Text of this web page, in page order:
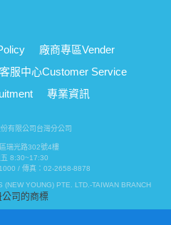
廠商專區Vender
客服中心Customer Service
專業資訊
有限公司台灣分公司
瑞光路302號4樓
8:30~17:30
/ 傳真：02-2658-8878
YOUNG) PTE. LTD.-TAIWAN BRANCH
公司的商標